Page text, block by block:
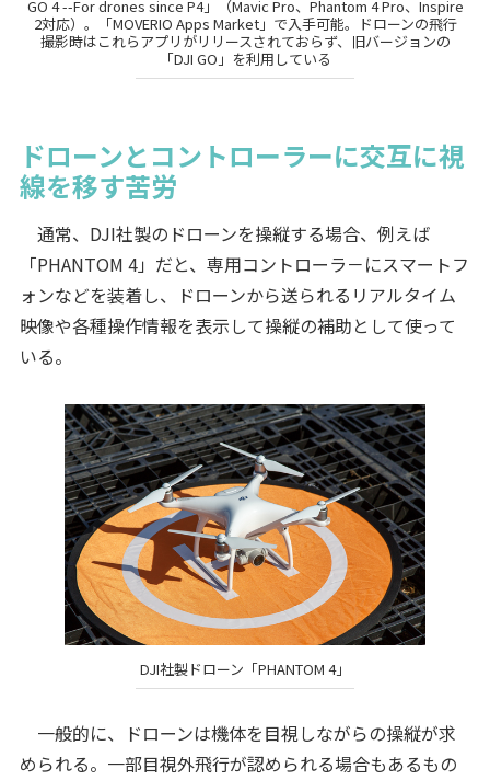
GO 4 --For drones since P4」（Mavic Pro、Phantom 4 Pro、Inspire
2対応）。「MOVERIO Apps Market」で入手可能。ドローンの飛行
撮影時はこれらアプリがリリースされておらず、旧バージョンの
「DJI GO」を利用している
ドローンとコントローラーに交互に視
線を移す苦労
通常、DJI社製のドローンを操縦する場合、例えば
「PHANTOM 4」だと、専用コントローラ－にスマートフ
ォンなどを装着し、ドローンから送られるリアルタイム
映像や各種操作情報を表示して操縦の補助として使って
いる。
DJI社製ドローン「PHANTOM 4」
一般的に、ドローンは機体を目視しながらの操縦が求
められる。一部目視外飛行が認められる場合もあるもの